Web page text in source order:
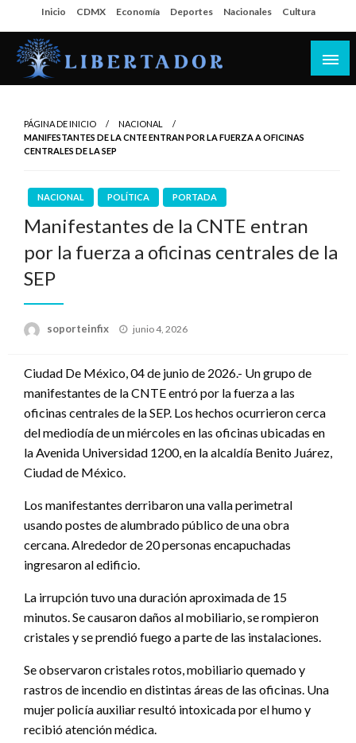
al
contenido
Inicio CDMX Economía Deportes Nacionales Cultura
PÁGINA DE INICIO
NACIONAL
MANIFESTANTES DE LA CNTE ENTRAN POR LA FUERZA A OFICINAS
CENTRALES DE LA SEP
NACIONAL POLÍTICA PORTADA
Manifestantes de la CNTE entran
por la fuerza a oficinas centrales de la
SEP
soporteinfix
Publicado
junio 4, 2026
Ciudad De México, 04 de junio de 2026.- Un grupo de
manifestantes de la CNTE entró por la fuerza a las
oficinas centrales de la SEP. Los hechos ocurrieron cerca
del mediodía de un miércoles en las oficinas ubicadas en
la Avenida Universidad 1200, en la alcaldía Benito Juárez,
Ciudad de México.
Los manifestantes derribaron una valla perimetral
usando postes de alumbrado público de una obra
cercana. Alrededor de 20 personas encapuchadas
ingresaron al edificio.
La irrupción tuvo una duración aproximada de 15
minutos. Se causaron daños al mobiliario, se rompieron
cristales y se prendió fuego a parte de las instalaciones.
Se observaron cristales rotos, mobiliario quemado y
rastros de incendio en distintas áreas de las oficinas. Una
mujer policía auxiliar resultó intoxicada por el humo y
recibió atención médica.